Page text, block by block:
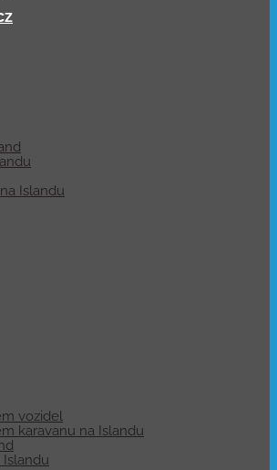
Islandu
vozidel
karavanu na Islandu